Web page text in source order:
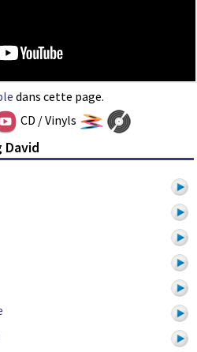
dans cette page.
CD / Vinyls
David